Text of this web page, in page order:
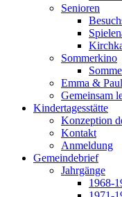
Senioren
Sommerkino
Emma & Paul
Gemeinsam
Kindertagesstätte
Konzeption
Kontakt
Anmeldung
Gemeindebrief
Jahrgänge
1968-